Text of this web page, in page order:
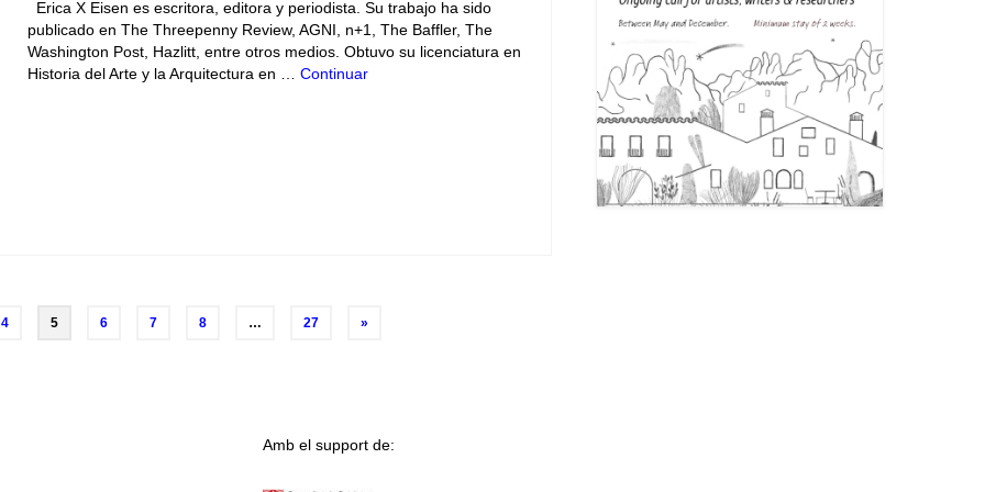
Erica X Eisen es escritora, editora y periodista. Su trabajo ha sido
publicado en The Threepenny Review, AGNI, n+1, The Baffler, The
Washington Post, Hazlitt, entre otros medios. Obtuvo su licenciatura en
Historia del Arte y la Arquitectura en … Continuar
4 5 6 7 8 … 27 »
Amb el support de: